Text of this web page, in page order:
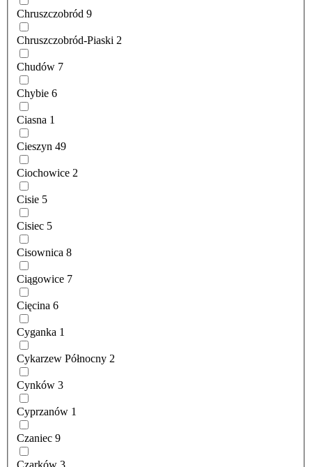
Chruszczobród 9
Chruszczobród-Piaski 2
Chudów 7
Chybie 6
Ciasna 1
Cieszyn 49
Ciochowice 2
Cisie 5
Cisiec 5
Cisownica 8
Ciągowice 7
Cięcina 6
Cyganka 1
Cykarzew Północny 2
Cynków 3
Cyprzanów 1
Czaniec 9